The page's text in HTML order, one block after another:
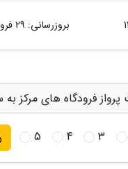
بروزرسانی: 29 فروردین 1401
فرودگاه های مرکز
3
4
5